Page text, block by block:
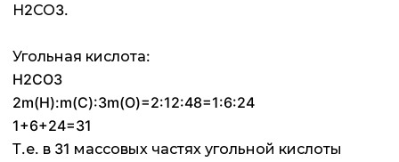
Н2СО3.
Угольная кислота:
H2CO3
2m(H):m(C):3m(O)=2:12:48=1:6:24
1+6+24=31
Т.е. в 31 массовых частях угольной кислоты